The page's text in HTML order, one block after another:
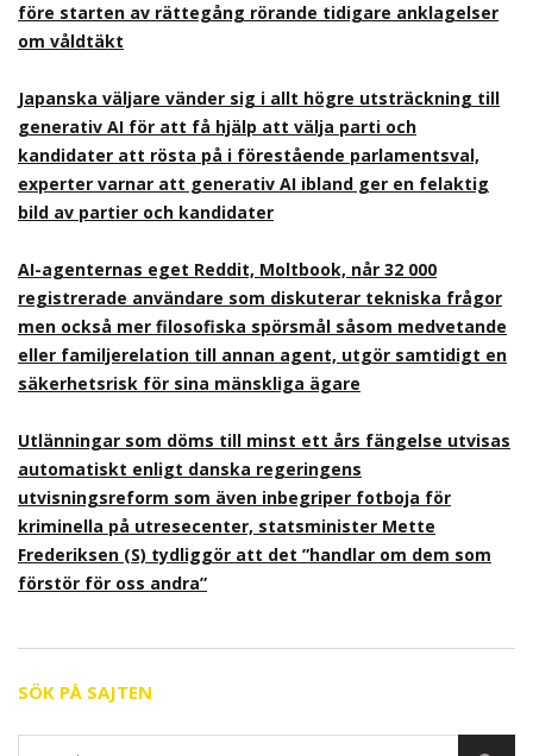
före starten av rättegång rörande tidigare anklagelser
om våldtäkt
Japanska väljare vänder sig i allt högre utsträckning till
generativ AI för att få hjälp att välja parti och
kandidater att rösta på i förestående parlamentsval,
experter varnar att generativ AI ibland ger en felaktig
bild av partier och kandidater
AI-agenternas eget Reddit, Moltbook, når 32 000
registrerade användare som diskuterar tekniska frågor
men också mer filosofiska spörsmål såsom medvetande
eller familjerelation till annan agent, utgör samtidigt en
säkerhetsrisk för sina mänskliga ägare
Utlänningar som döms till minst ett års fängelse utvisas
automatiskt enligt danska regeringens
utvisningsreform som även inbegriper fotboja för
kriminella på utresecenter, statsminister Mette
Frederiksen (S) tydliggör att det ”handlar om dem som
förstör för oss andra”
SÖK PÅ SAJTEN